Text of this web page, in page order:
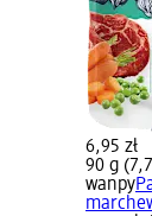
6,95 zł
90 g
wanpy